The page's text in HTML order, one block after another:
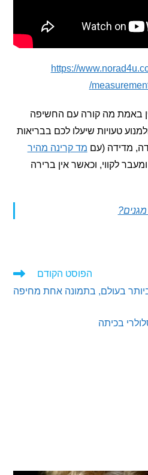
https://
מה קורה עם החשיפה
שיעלו לכם בבריאות
(עםמד קרינה מהיר
וכאשר אין ברירה
הפוסט הקודם
בתמונה אחת מחיפה